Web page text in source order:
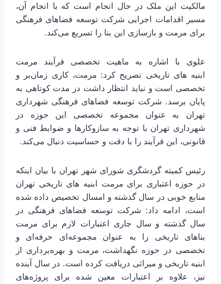
مالکیت این ملک در حال انجام است که با انجام آن،
مسیر اقدامات اجرایی شرکت توسعه فضاهای فرهنگی
برای مرمت و بازسازی این بنا را تسریع می‌کند.
علوی با اشاره به ماهیت تخصصی فرآیند مرمت
ابنیه های تاریخی تصریح کرد: مرمت، کاری زمان‌بر و
تخصصی است و نباید انتظار داشت در مدت کوتاهی به
پایان برسد. شرکت توسعه فضاهای فرهنگی شهرداری
تهران به عنوان مجموعه تخصصی این حوزه در
شهرداری تهران با توجه به سازوکارها و ضوابط فنی و
قانونی، این فرآیند را با دقت و حساسیت دنبال می‌کند.
رئیس کمیته گردشگری شورای شهر تهران با بیان اینکه
در حوزه اعتباری برای مرمت ابنیه های تاریخی تهران
منابع خوبی در سال گذشته و امسال تخصیص داده شده
است، ادامه داد: شرکت توسعه فضاهای فرهنگی در
سال گذشته و سال جاری اعتبارات لازم برای مرمت
بناهای تاریخی را به عنوان مجموعه‌ای حرفه‌ای و
تخصصی در حوزه نگهداشت، مرمت و بهره‌برداری از
ابنیه تاریخی و میراثی دریافت کرده است. در سال آینده
نیز، علاوه بر اعتبارات معین شده برای پروژه‌های